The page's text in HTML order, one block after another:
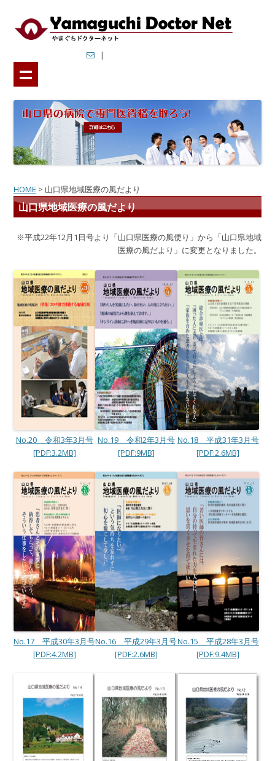
やまぐちドクターネット
山口県では地域医療の充実に取り組んでいます．
|
HOME > 山口県地域医療の風だより
山口県地域医療の風だより
※平成22年12月1日号より「山口県医療の風便り」から「山口県地域
医療の風だより」に変更となりました。
No.20 令和3年3月号
[PDF:3.2MB]
No.19 令和2年3月号
[PDF:9MB]
No.18 平成31年3月号
[PDF:2.6MB]
No.17 平成30年3月号
[PDF:4.2MB]
No.16 平成29年3月号
[PDF:2.6MB]
No.15 平成28年3月号
[PDF:9.4MB]